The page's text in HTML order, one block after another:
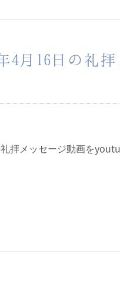
4月16日の礼
拝メッセージ動画を